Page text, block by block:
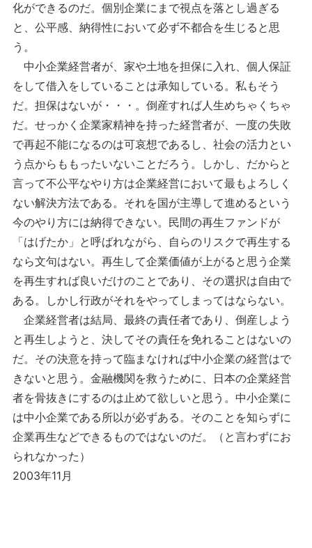
化ができるのだ。個別企業にまで視点を落とし過ぎる
と、公平感、納得性において必ず不都合を生じると思
う。
中小企業経営者が、家や土地を担保に入れ、個人保証
をして借入をしていることは承知している。私もそう
だ。担保はないが・・・。倒産すれば人生めちゃくちゃ
だ。せっかく企業家精神を持った経営者が、一度の失敗
で再起不能になるのは可哀想であるし、社会の活力とい
う点からももったいないことだろう。しかし、だからと
言って不公平なやり方は企業経営において最もよろしく
ない解決方法である。それを国が主導して進めるという
今のやり方には納得できない。民間の再生ファンドが
「はげたか」と呼ばれながら、自らのリスクで再生する
なら文句はない。再生して企業価値が上がると思う企業
を再生すれば良いだけのことであり、その選択は自由で
ある。しかし行政がそれをやってしまってはならない。
企業経営者は結局、最終の責任者であり、倒産しよう
と再生しようと、決してその責任を免れることはないの
だ。その決意を持って臨まなければ中小企業の経営はで
きないと思う。金融機関を救うために、日本の企業経営
者を骨抜きにするのは止めて欲しいと思う。中小企業に
は中小企業である所以が必ずある。そのことを知らずに
企業再生などできるものではないのだ。（と言わずにお
られなかった）
2003年11月